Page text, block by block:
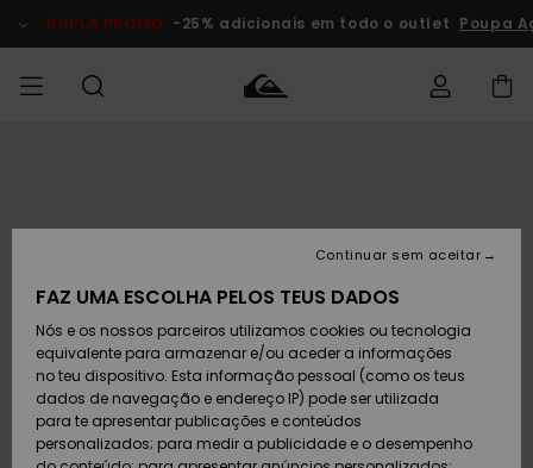
do
DUPLA PROMO -25% adicionais em todo o outlet Poupa
Calçado e
chinelos
Surfe/água
MENINO
Calçado e
chinelos
Surfe/água
MULHER
chegados
Highlights
Snow
SURF
Crianças
Highlights
Community
SNOW
Artigos
Criança
Snow Shop
Feminino
Criança
Outlet
Mulher
Devoluções
Pagamento
Cartão
presente
FAZ UMA ESCOLHA PELOS TEUS DADOS
Nós e os nossos parceiros utilizamos cookies ou tecnologia
equivalente para armazenar e/ou aceder a informações
no teu dispositivo. Esta informação pessoal (como os teus
dados de navegação e endereço IP) pode ser utilizada
para te apresentar publicações e conteúdos
personalizados; para medir a publicidade e o desempenho
Continuar sem aceitar